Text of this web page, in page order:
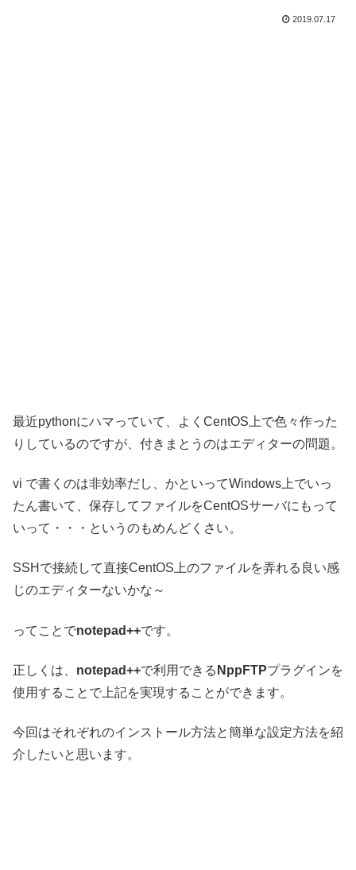
2019.07.17
最近pythonにハマっていて、よくCentOS上で色々作った
りしているのですが、付きまとうのはエディターの問題。
vi で書くのは非効率だし、かといってWindows上でいっ
たん書いて、保存してファイルをCentOSサーバにもって
いって・・・というのもめんどくさい。
SSHで接続して直接CentOS上のファイルを弄れる良い感
じのエディターないかな～
ってことでnotepad++です。
正しくは、 notepad++で利用できる NppFTPプラグインを
使用することで上記を実現することができます。
今回はそれぞれのインストール方法と簡単な設定方法を紹
介したいと思います。